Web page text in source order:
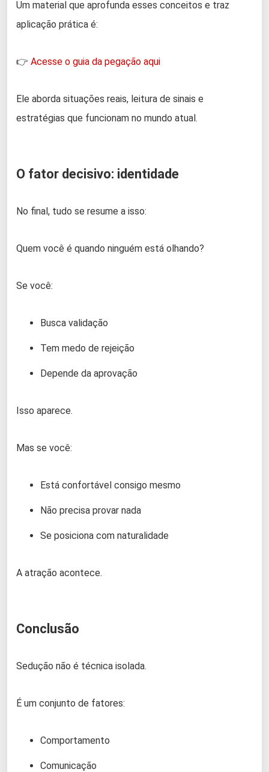
Um material que aprofunda esses conceitos e traz
aplicação prática é:
👉 Acesse o guia da pegação aqui
Ele aborda situações reais, leitura de sinais e
estratégias que funcionam no mundo atual.
O fator decisivo: identidade
No final, tudo se resume a isso:
Quem você é quando ninguém está olhando?
Se você:
Busca validação
Tem medo de rejeição
Depende da aprovação
Isso aparece.
Mas se você:
Está confortável consigo mesmo
Não precisa provar nada
Se posiciona com naturalidade
A atração acontece.
Conclusão
Sedução não é técnica isolada.
É um conjunto de fatores:
Comportamento
Comunicação